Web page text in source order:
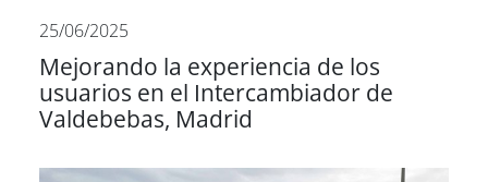
25/06/2025
Mejorando la experiencia de los
usuarios en el Intercambiador de
Valdebebas, Madrid